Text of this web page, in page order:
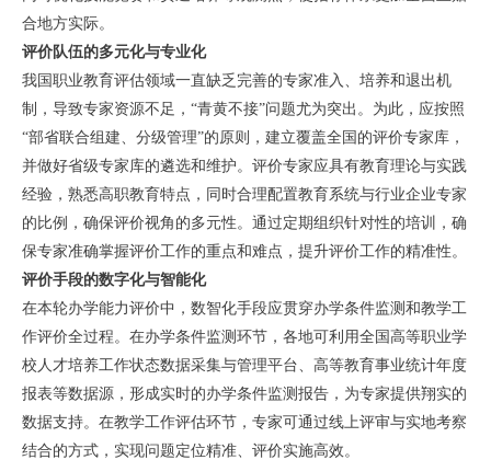
合地方实际。
评价队伍的多元化与专业化
我国职业教育评估领域一直缺乏完善的专家准入、培养和退出机
制，导致专家资源不足，“青黄不接”问题尤为突出。为此，应按照
“部省联合组建、分级管理”的原则，建立覆盖全国的评价专家库，
并做好省级专家库的遴选和维护。评价专家应具有教育理论与实践
经验，熟悉高职教育特点，同时合理配置教育系统与行业企业专家
的比例，确保评价视角的多元性。通过定期组织针对性的培训，确
保专家准确掌握评价工作的重点和难点，提升评价工作的精准性。
评价手段的数字化与智能化
在本轮办学能力评价中，数智化手段应贯穿办学条件监测和教学工
作评价全过程。在办学条件监测环节，各地可利用全国高等职业学
校人才培养工作状态数据采集与管理平台、高等教育事业统计年度
报表等数据源，形成实时的办学条件监测报告，为专家提供翔实的
数据支持。在教学工作评估环节，专家可通过线上评审与实地考察
结合的方式，实现问题定位精准、评价实施高效。